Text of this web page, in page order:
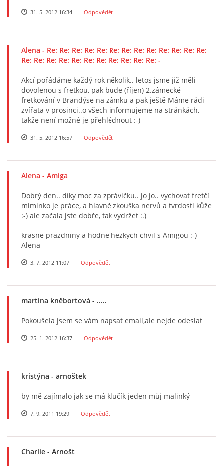
31. 5. 2012 16:34 Odpovědět
Alena - Re: Re: Re: Re: Re: Re: Re: Re: Re: Re: Re: Re: Re:
Re: Re: Re: Re: Re: Re: Re: Re: Re: Re: Re: -
Akcí pořádáme každý rok několik.. letos jsme již měli
dovolenou s fretkou, pak bude (říjen) 2.zámecké
fretkování v Brandýse na zámku a pak ještě Máme rádi
zvířata v prosinci..o všech informujeme na stránkách,
takže není možné je přehlédnout :-)
31. 5. 2012 16:57 Odpovědět
Alena - Amiga
Dobrý den.. díky moc za zprávičku.. jo jo.. vychovat fretčí
miminko je práce, a hlavně zkouška nervů a tvrdosti kůže
:-) ale začala jste dobře, tak vydržet :.)
krásné prázdniny a hodně hezkých chvil s Amigou :-)
Alena
3. 7. 2012 11:07 Odpovědět
martina kněbortová - .....
Pokoušela jsem se vám napsat email,ale nejde odeslat
25. 1. 2012 16:37 Odpovědět
kristýna - arnoštek
by mě zajímalo jak se má klučík jeden můj malinký
7. 9. 2011 19:29 Odpovědět
Charlie - Arnošt